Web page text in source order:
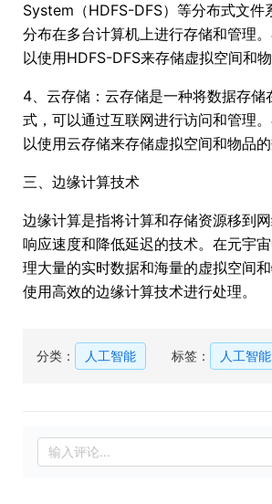
System（HDFS-DFS）等分布式文件
分布在多台计算机上进行存储和管理
以使用HDFS-DFS来存储虚拟空间和物
4、云存储：云存储是一种将数据存储
式，可以通过互联网进行访问和管理
以使用云存储来存储虚拟空间和物品的
三、边缘计算技术
边缘计算是指将计算和存储资源移到
响应速度和降低延迟的技术。在元宇
理大量的实时数据和海量的虚拟空间
使用高效的边缘计算技术进行处理。
分类： 人工智能 标签： 人工智能